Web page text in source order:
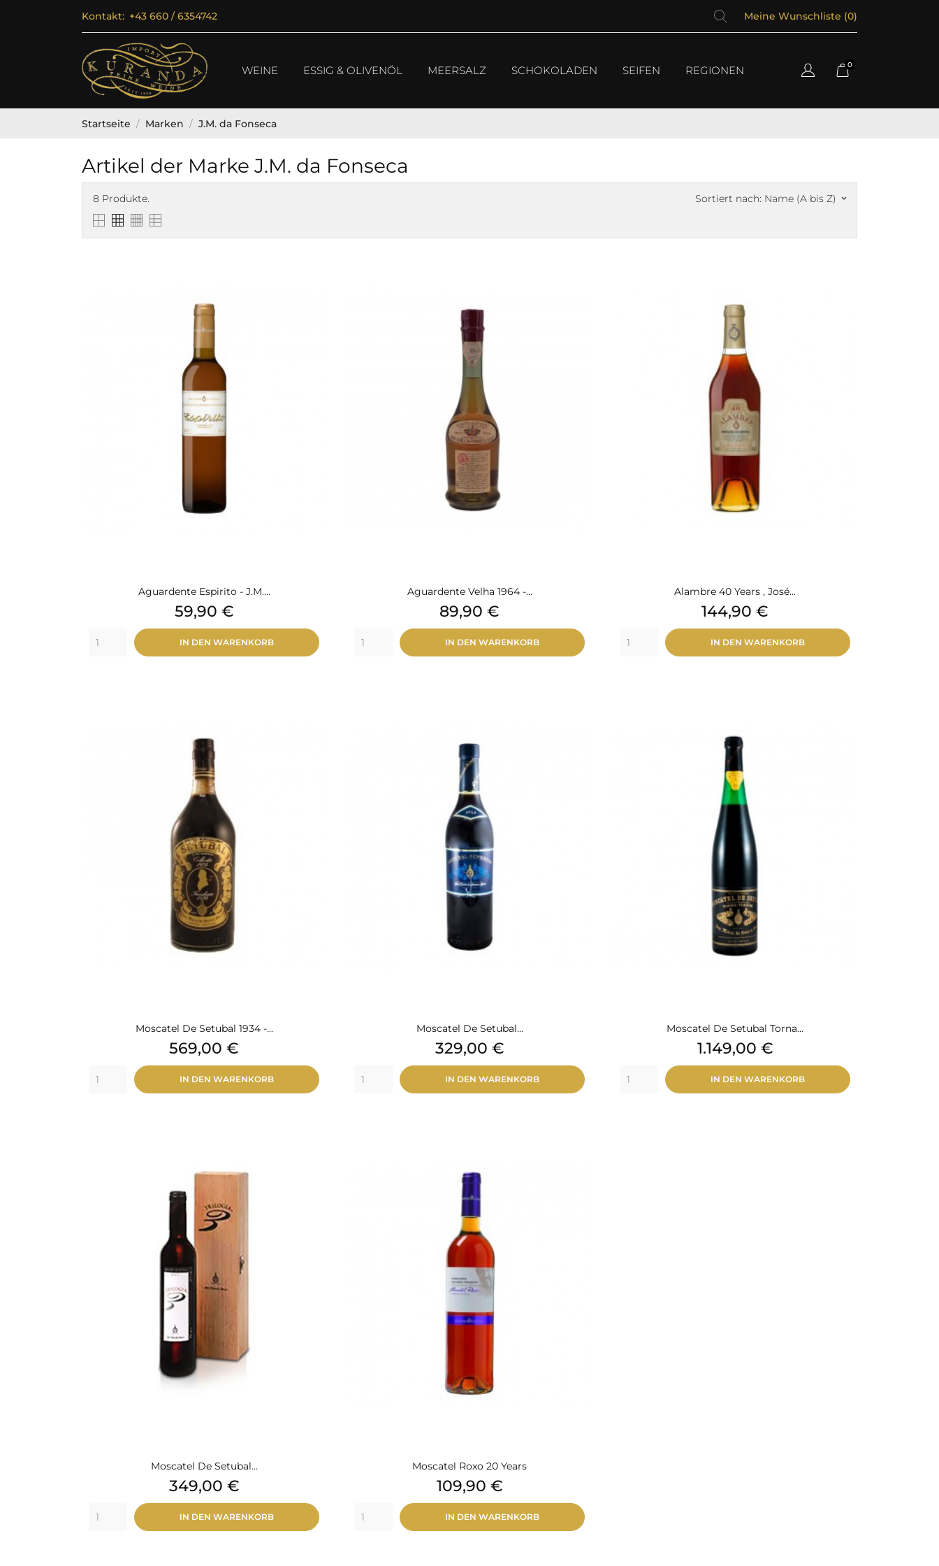
Kontakt: +43 660 / 6354742 Meine Wunschliste (0)
WEINE ESSIG & OLIVENÖL MEERSALZ SCHOKOLADEN SEIFEN REGIONEN 0
Startseite Marken J.M. da Fonseca
Artikel der Marke J.M. da Fonseca
8 Produkte. Sortiert nach: Name (A bis Z) keyboard_arrow_down
Aguardente Espirito - J.M....
Preis
59,90 €
IN DEN WARENKORB
Aguardente Velha 1964 -...
Preis
89,90 €
IN DEN WARENKORB
Alambre 40 Years , José...
Preis
144,90 €
IN DEN WARENKORB
Moscatel De Setubal 1934 -...
Preis
569,00 €
IN DEN WARENKORB
Moscatel De Setubal...
Preis
329,00 €
IN DEN WARENKORB
Moscatel De Setubal Torna...
Preis
1.149,00 €
IN DEN WARENKORB
Moscatel De Setubal...
Preis
349,00 €
IN DEN WARENKORB
Moscatel Roxo 20 Years
Preis
109,90 €
IN DEN WARENKORB